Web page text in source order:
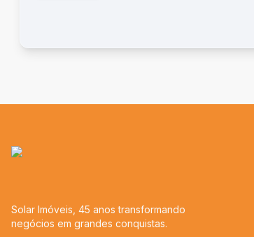
Solar Imóveis, 45 anos transformando
negócios em grandes conquistas.